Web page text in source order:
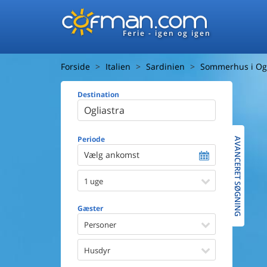
Ferie - igen og igen
Forside Italien Sardinien Sommerhus i
Destination
Periode
Vælg ankomst
1 uge
Gæster
Personer
Husdyr
Afstand til
Udsigt til
Faciliteter
Spa
AVANCERET SØGNING